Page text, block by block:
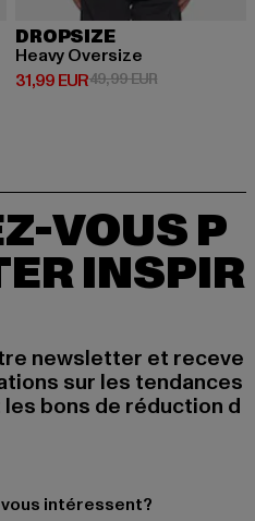
49,99 EUR
DROPSIZE
Heavy Oversize
31,99 EUR
Prix courant: 31,99 EUR
49,99 EURPrix en
VOUS P
INSPIR
newsletter et receve
sur les tendances
bons de réduction d
intéressent?